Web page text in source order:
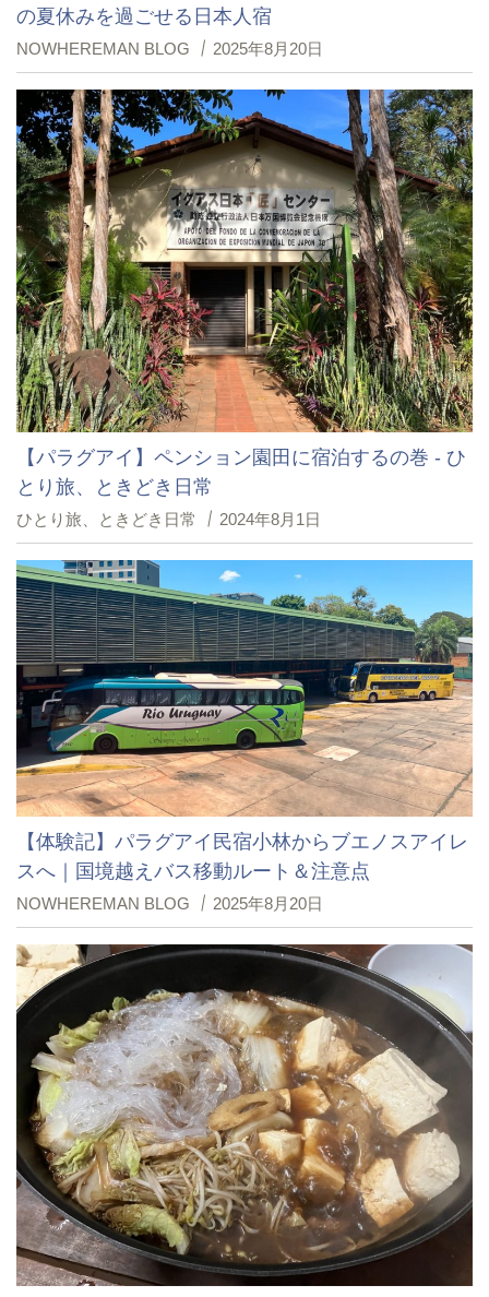
の夏休みを過ごせる日本人宿
NOWHEREMAN BLOG 2025年8月20日
【パラグアイ】ペンション園田に宿泊するの巻 - ひ
とり旅、ときどき日常
ひとり旅、ときどき日常 2024年8月1日
【体験記】パラグアイ民宿小林からブエノスアイレ
スへ｜国境越えバス移動ルート＆注意点
NOWHEREMAN BLOG 2025年8月20日